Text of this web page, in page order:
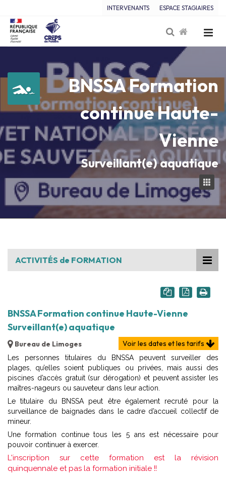
INTERVENANTS ESPACE STAGIAIRES
BNSSA Formation
continue Haute-
Vienne
Surveillant(e) aquatique
ACTIVITÉS de FORMATION
BNSSA Formation continue Haute-Vienne
Surveillant(e) aquatique
Voir les dates et les tarifs
Bureau de Limoges
Les personnes titulaires du BNSSA peuvent surveiller des
plages, qu’elles soient publiques ou privées, mais aussi des
piscines d’accès gratuit (sur dérogation) et peuvent assister les
maîtres-nageurs ou sauveteur dans leur action.
Le titulaire du BNSSA peut être également recruté pour la
surveillance de baignades dans le cadre d’accueil collectif de
mineur.
Une formation continue tous les 5 ans est nécessaire pour
pouvoir continuer à exercer.
L'inscription sur cette formation est la révision
quinquennale et pas la formation initiale !!